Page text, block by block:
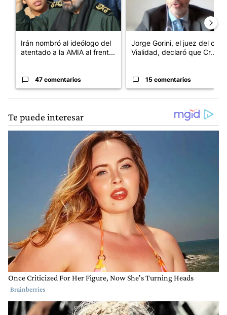
Irán nombró al ideólogo del
atentado a la AMIA al frent...
47 comentarios
Jorge Gorini, el juez del caso
Vialidad, declaró que Cr...
15 comentarios